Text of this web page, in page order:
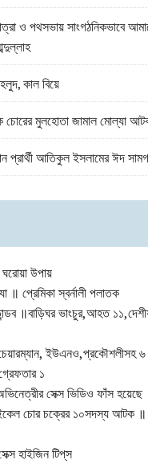
ও পথসভায় সাংগঠনিকভাবে
কাল বিয়ে
চোরের মুলহোতা জামাল মোল্যা
প্রার্থী আতিকুল ইসলামের ঈদ
উপায়
॥ প্রেমিকা স্বর্নালী পলাতক
॥বাড়িঘর ভাংচুর,আহত
ইউএনও,প্রকৌশলীসহ ৬
১
সেক্স ভিডিও ফাঁস হয়েছে
চোর চক্রের ১০সদস্য আটক ॥
হাইজিন টিপ্‌স